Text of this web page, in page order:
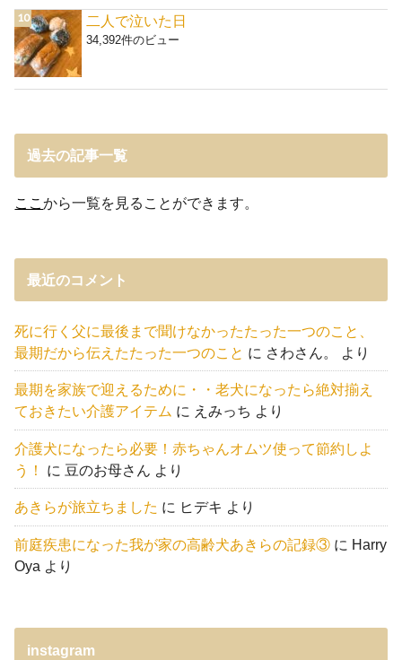
二人で泣いた日
34,392件のビュー
過去の記事一覧
ここから一覧を見ることができます。
最近のコメント
死に行く父に最後まで聞けなかったたった一つのこと、
最期だから伝えたたった一つのこと に さわさん。 より
最期を家族で迎えるために・・老犬になったら絶対揃え
ておきたい介護アイテム に えみっち より
介護犬になったら必要！赤ちゃんオムツ使って節約しよ
う！
に 豆のお母さん より
あきらが旅立ちました に ヒデキ より
前庭疾患になった我が家の高齢犬あきらの記録③ に Harry
Oya より
instagram